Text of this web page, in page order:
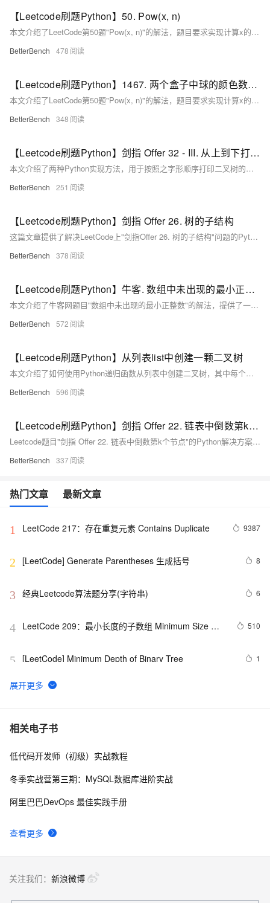
【Leetcode刷题Python】50. Pow(x, n)
本文介绍了LeetCode第50题"Pow(x, n)"的解法，题目要求实现计算x的n次幂的函数，文章提供了递归分治法的详细解析和Python实现代码。
BetterBench 478
【Leetcode刷题Python】1467. 两个盒子中球的颜色数相同的概率
本文介绍了LeetCode第50题"Pow(x, n)"的解法，题目要求实现计算x的n次幂的函数，文章提供了递归分治法的详细解析和Python实现代码。
BetterBench 348
【Leetcode刷题Python】剑指 Offer 32 - III. 从上到下打印二叉树 III
本文介绍了两种Python实现方法，用于按照之字形顺序打印二叉树的层次遍历结果，实现了在奇数层正序、偶数层反序打印节点的功能。
BetterBench 251
【Leetcode刷题Python】剑指 Offer 26. 树的子结构
这篇文章提供了解决LeetCode上"剑指Offer 26. 树的子结构"问题的Python代码实现和解析，判断一棵树B是否是另一棵树A的子结构。
BetterBench 378
【Leetcode刷题Python】牛客. 数组中未出现的最小正整数
本文介绍了牛客网题目"数组中未出现的最小正整数"的解法，提供了一种满足O(n)时间复杂度和O(1)空间复杂度要求的原地排序算法，并给出了Python实现代码。
BetterBench 572
【Leetcode刷题Python】从列表list中创建一颗二叉树
本文介绍了如何使用Python递归函数从列表中创建二叉树，其中每个节点的左右子节点索引分别是当前节点索引的2倍加1和2倍加2。
BetterBench 596
【Leetcode刷题Python】剑指 Offer 22. 链表中倒数第k个节点
Leetcode题目"剑指 Offer 22. 链表中倒数第k个节点"的Python解决方案，使用双指针法找到并返回链表中倒数第k个节点。
BetterBench 337
热门文章 最新文章
1 LeetCode 217：存在重复元素	Contains Duplicate 9387
2 [LeetCode] Generate Parentheses 生成括号 8
3 经典Leetcode算法题分享(字符串) 6
4 LeetCode 209：最小长度的子数组 Minimum Size
510
5 [LeetCode] Minimum Depth of Binary Tree 1
6 [LeetCode] Shortest Word Distance
7 [LeetCode] Implement Stack using Queues 用队列来
8 [LeetCode] Nim Game
相关电子书
查看更多
低代码开发师（初级）实战教程
冬季实战营第三期：MySQL数据库进阶实战
阿里巴巴DevOps 最佳实践手册
关注我们： 新浪微博